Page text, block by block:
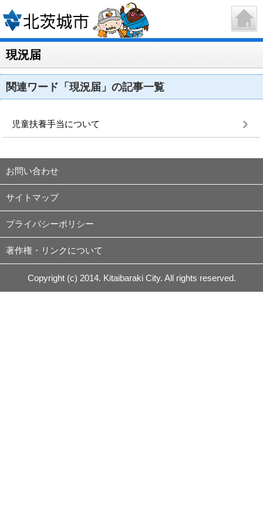
現況届
関連ワード「現況届」の記事一覧
児童扶養手当について
お問い合わせ
サイトマップ
プライバシーポリシー
著作権・リンクについて
Copyright (c) 2014. Kitaibaraki City. All rights reserved.